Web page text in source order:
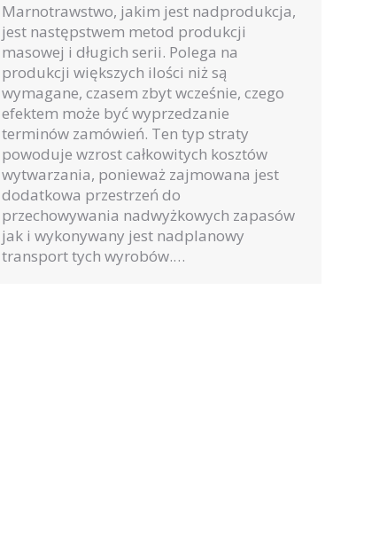
Marnotrawstwo, jakim jest nadprodukcja,
jest następstwem metod produkcji
masowej i długich serii. Polega na
produkcji większych ilości niż są
wymagane, czasem zbyt wcześnie, czego
efektem może być wyprzedzanie
terminów zamówień. Ten typ straty
powoduje wzrost całkowitych kosztów
wytwarzania, ponieważ zajmowana jest
dodatkowa przestrzeń do
przechowywania nadwyżkowych zapasów
jak i wykonywany jest nadplanowy
transport tych wyrobów.…